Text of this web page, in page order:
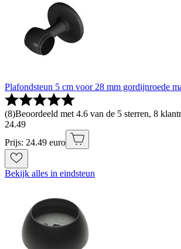
Plafondsteun 5 cm voor 28 mm gordijnroede
(8)Beoordeeld met 4.6 van de 5 sterren, 8
24.49
Prijs: 24.49 euro
Bekijk alles in eindsteun